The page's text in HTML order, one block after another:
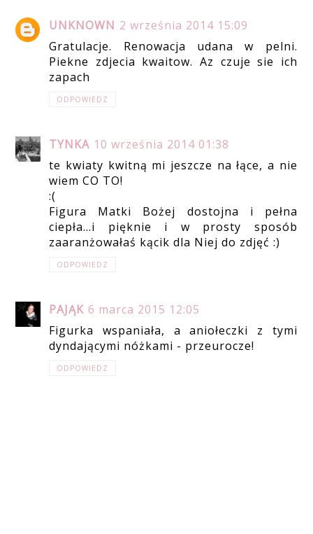
UNKNOWN 2 września 2014 15:09
Gratulacje. Renowacja udana w pelni.
Piekne zdjecia kwaitow. Az czuje sie ich
zapach
ODPOWIEDZ
TYNKA 10 września 2014 01:38
te kwiaty kwitną mi jeszcze na łące, a nie
wiem CO TO!
:(
Figura Matki Bożej dostojna i pełna
ciepła...i pięknie i w prosty sposób
zaaranżowałaś kącik dla Niej do zdjęć :)
ODPOWIEDZ
PAJĄK 6 marca 2015 12:05
Figurka wspaniała, a aniołeczki z tymi
dyndającymi nóżkami - przeurocze!
ODPOWIEDZ